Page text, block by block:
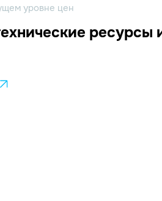
уровне цен
ресурсы